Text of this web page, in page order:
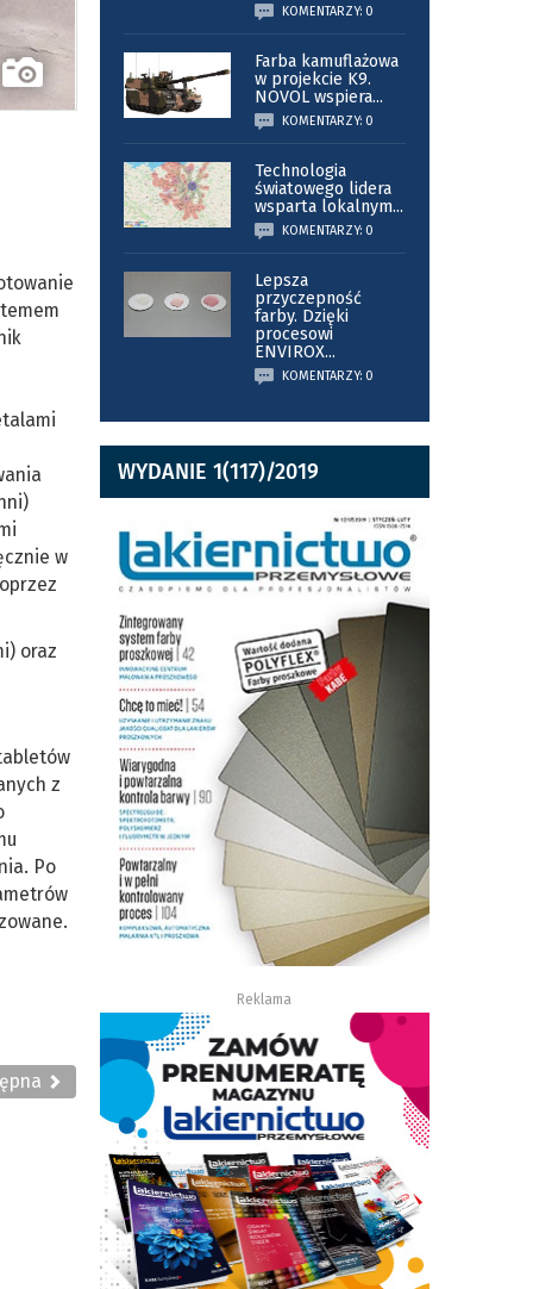
w
oraz
z
Po
KOMENTARZY: 0
Farba kamuflażowa
w projekcie K9.
NOVOL wspiera...
KOMENTARZY: 0
Technologia
światowego lidera
wsparta lokalnym...
KOMENTARZY: 0
Lepsza
przyczepność
farby. Dzięki
procesowi
ENVIROX...
KOMENTARZY: 0
WYDANIE 1(117)/2019
Reklama